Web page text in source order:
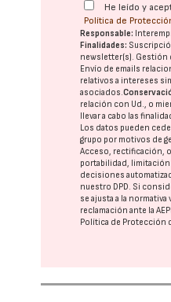
He leído y
Política de
Responsable:
Finalidades:
newsletter(s). Gestión
Envío de emails
relativos a intereses
asociados.
relación con Ud., o
llevar a cabo las
Los datos pueden
grupo por motivos de
Acceso, rectificación,
portabilidad,
decisiones
nuestro DPD. Si
se ajusta a la
reclamación ante la
Política de Protección